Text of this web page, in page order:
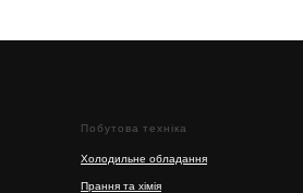
Побутова техніка
Холодильне обладання
Прання та хімія